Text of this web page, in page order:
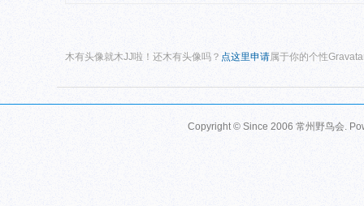
木有头像就木JJ啦！还木有头像吗？ 点这里申请 属于你的个性
Copyright © Since 2006 常州野鸟会.